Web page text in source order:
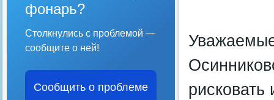
фонарь?
Столкнулись с проблемой —
сообщите о ней!
Сообщить о проблеме